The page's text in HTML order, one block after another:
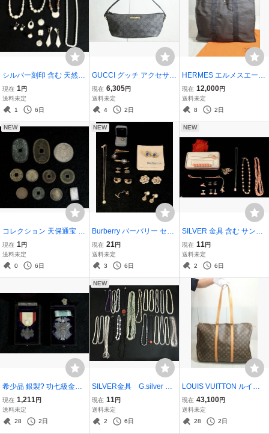
シルバー刻印 含む 天然素
材 他 ネックレス イヤリン
グ ネックレストップ 工芸
品
現在 1 円
送料未定
1
6日
GUCCI グッチ アクセサリ
ーポーチ キャンバス デニ
ム GG サブバッグ 黒 ブラ
ック
現在 6,305円
送料未定
4
2日
HERMES エルメスエール
ライン 肩掛けトートバッ
グGM グレー 保存袋付き
現在 12,000円
送料未定
8
2日
NEW
コレクション 天保通宝 龍
図一圓硬貨 永楽通宝 古
銭 絵銭 七福神 背二
十一波 他 日本古銭 古銭
現在 1 円
送料未定
0
6日
NEW
Burberry バーバリー セリ
ーヌ CELINE ChristianDi
or ディオール イヤリング
アクセサリー カフス ジバ
売り
現在 21 円
送料未定
3
6日
NEW
SILVER 金具 含む サンゴ
珊瑚 コーラル 含む アクセ
サリー ネックレス ブロー
チ かんざし
現在 11 円
送料未定
2
6日
希少品 銀製? 功七級金鵄
勲章 大東亜戦争以前 旧日
本軍旧日本軍 勲八等白色
桐葉章 勲章 アンティーク
現在 1,211円
送料未定
28
2日
NEW
SILVER金具 G.silver 金
具 パール 真珠 パールアク
セサリー アクセサリー ネ
ックレス 水晶 ネックレス
現在 11円
送料未定
2
6日
LOUIS VUITTON ルイヴ
ィトン モノグラム フラネ
リー50 バッグ トートバッ
グ ユニセックス
現在 43,100円
送料未定
28
2日